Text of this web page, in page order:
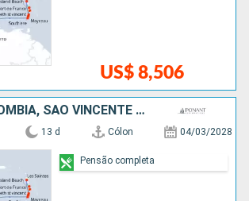
US$ 8,506
PANAMÁ, COLOMBIA, SÃO VINCENTE E GRANADINAS, SANTA LUCIA
13 d Cólon 04/03/2028
Pensão completa